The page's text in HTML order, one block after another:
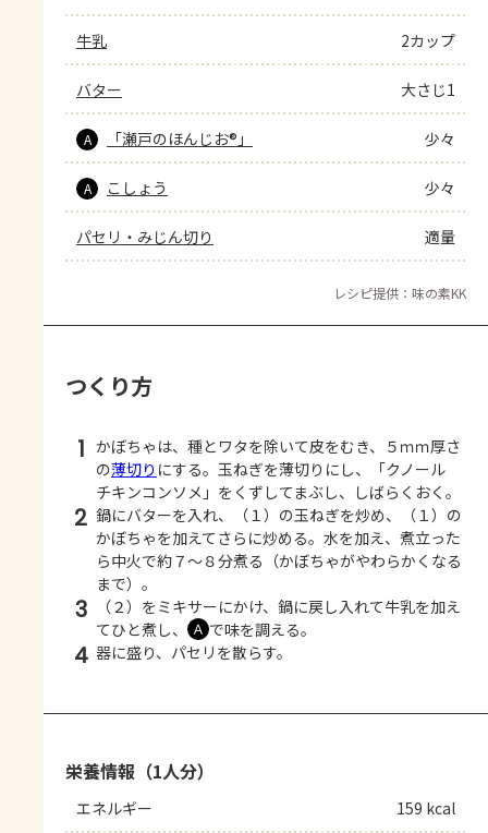
牛乳 2カップ
バター 大さじ1
A 「瀬戸のほんじお®」 少々
A こしょう 少々
パセリ・みじん切り 適量
レシピ提供：味の素KK
つくり方
1 かぼちゃは、種とワタを除いて皮をむき、５ｍｍ厚さ
の薄切り にする。玉ねぎを薄切りにし、「クノール
チキンコンソメ」をくずしてまぶし、しばらくおく。
2 鍋にバターを入れ、（１）の玉ねぎを炒め、（１）の
かぼちゃを加えてさらに炒める。水を加え、煮立った
ら中火で約７～８分煮る（かぼちゃがやわらかくなる
まで）。
3
（２）をミキサーにかけ、鍋に戻し入れて牛乳を加え
てひと煮し、
Ａ で味を調える。
4 器に盛り、パセリを散らす。
栄養情報（1人分）
エネルギー 159 kcal